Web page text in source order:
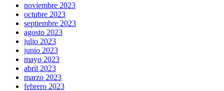
noviembre 2023
octubre 2023
septiembre 2023
agosto 2023
julio 2023
junio 2023
mayo 2023
abril 2023
marzo 2023
febrero 2023